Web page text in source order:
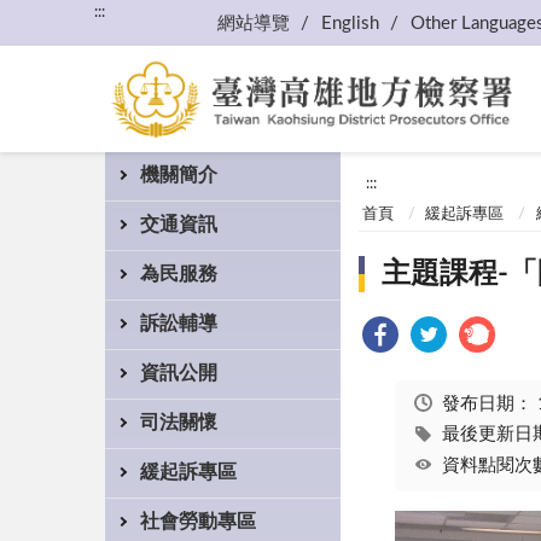
:::
網站導覽 English Other
機關簡介
交通資訊
為民服務
訴訟輔導
資訊公開
司法關懷
緩起訴專區
社會勞動專區
:::
首頁 緩起訴專區
主題課程-
發布日期：
最後更新日
資料點閱次